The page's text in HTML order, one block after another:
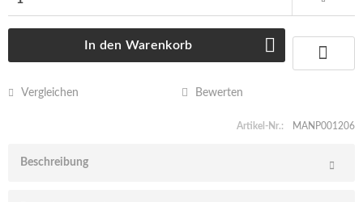
In den Warenkorb
Vergleichen Bewerten
Artikel-Nr.: MANP001206
Beschreibung